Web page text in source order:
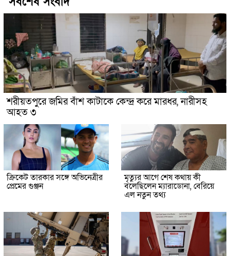
শরীয়তপুরে জমির বাঁশ কাটাকে কেন্দ্র করে মারধর, নারীসহ
আহত ৩
ক্রিকেট তারকার সঙ্গে অভিনেত্রীর
প্রেমের গুঞ্জন
মৃত্যুর আগে শেষ কথায় কী
বলেছিলেন ম্যারাডোনা, বেরিয়ে
এল নতুন তথ্য